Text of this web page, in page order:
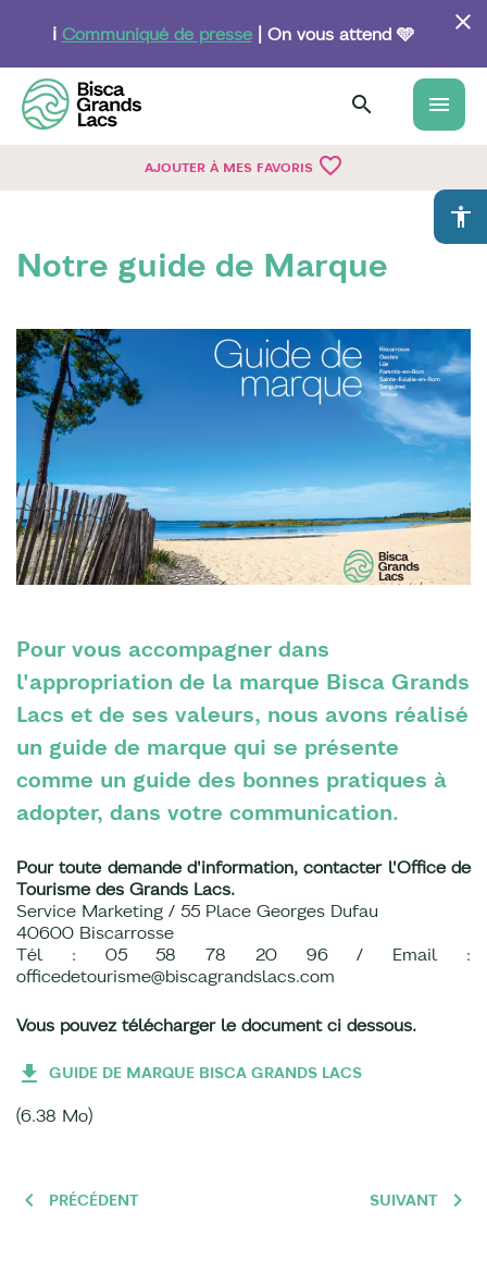
principal
ℹ️ Communiqué de presse| On vous attend 🩵
menu
AJOUTER À MES FAVORIS favorite_border
accessibility
Notre guide de Marque
Pour vous accompagner dans
l'appropriation de la marque Bisca Grands
Lacs et de ses valeurs, nous avons réalisé
un guide de marque qui se présente
comme un guide des bonnes pratiques à
adopter, dans votre communication.
Pour toute demande d'information, contacter l'Office de
Tourisme des Grands Lacs.
Service Marketing / 55 Place Georges Dufau
40600 Biscarrosse
Tél : 05 58 78 20 96 / Email :
officedetourisme@biscagrandslacs.com
Vous pouvez télécharger le document ci dessous.
GUIDE DE MARQUE BISCA GRANDS LACS
(6.38 Mo)
PRÉCÉDENT SUIVANT